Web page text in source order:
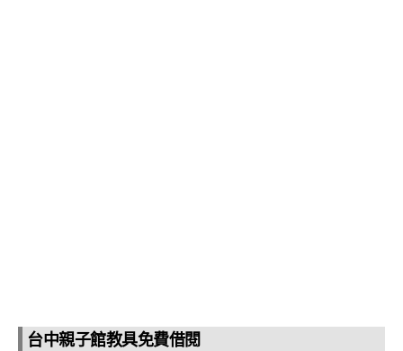
台中親子館教具免費借閱